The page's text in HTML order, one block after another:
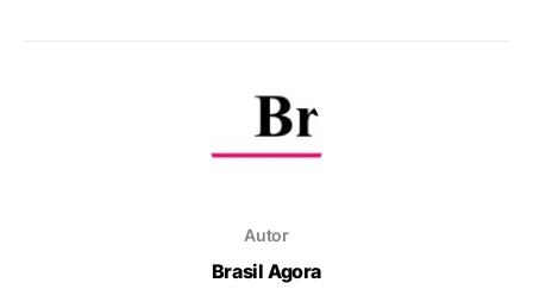
Autor
Brasil Agora